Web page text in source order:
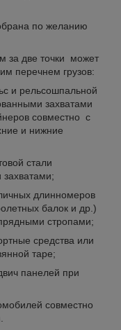
по желанию
за две точки может
перечнем грузов:
и рельсошпальной
захватами
совместно с
и нижние
стали
длинномеров
балок и др.)
стропами;
средства или
таре;
панелей при
совместно